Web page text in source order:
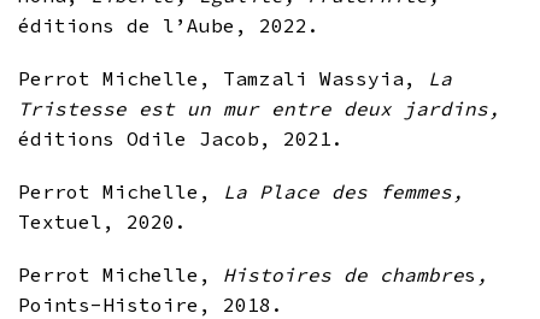
éditions de l’Aube, 2022.
Perrot Michelle, Tamzali Wassyia, La
Tristesse est un mur entre deux jardins,
éditions Odile Jacob, 2021.
Perrot Michelle, La Place des femmes,
Textuel, 2020.
Perrot Michelle, Histoires de chambres ,
Points-Histoire, 2018.